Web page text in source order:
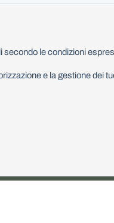
le condizioni
e la gestione dei